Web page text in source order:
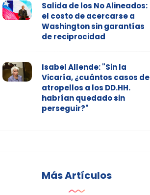
Salida de los No Alineados:
el costo de acercarse a
Washington sin garantías
de reciprocidad
Isabel Allende: "Sin la
Vicaría, ¿cuántos casos de
atropellos a los DD.HH.
habrían quedado sin
perseguir?"
Más Artículos